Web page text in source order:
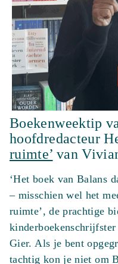
Boekenweektip
hoofdredacteur
ruimte’ van
‘Het boek van Balans
– misschien wel het
ruimte’, de prachtige
Gier. Als je bent
tachtig kon je niet om